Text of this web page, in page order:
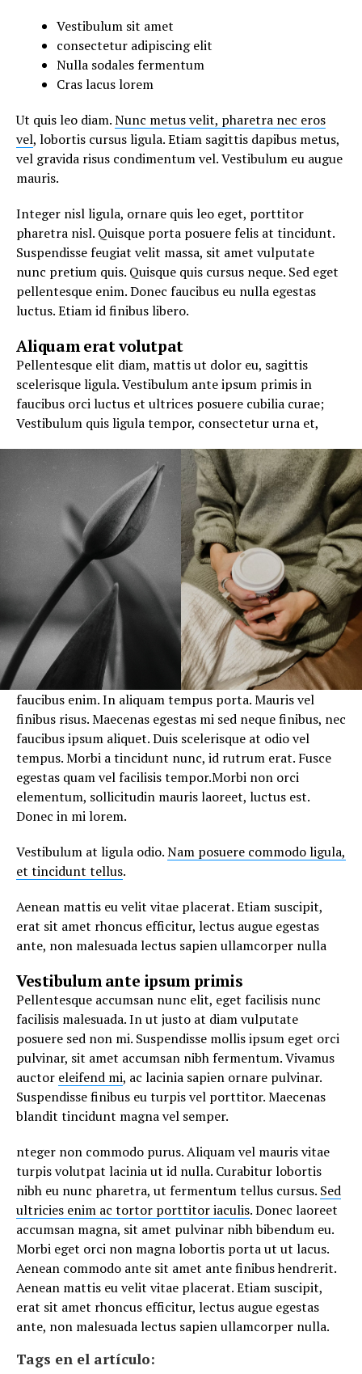
Vestibulum sit amet
consectetur adipiscing elit
Nulla sodales fermentum
Cras lacus lorem
Ut quis leo diam.Nunc metus velit, pharetra nec eros
vel, lobortis cursus ligula. Etiam sagittis dapibus metus,
vel gravida risus condimentum vel. Vestibulum eu augue
mauris.
Integer nisl ligula, ornare quis leo eget, porttitor
pharetra nisl. Quisque porta posuere felis at tincidunt.
Suspendisse feugiat velit massa, sit amet vulputate
nunc pretium quis. Quisque quis cursus neque. Sed eget
pellentesque enim. Donec faucibus eu nulla egestas
luctus. Etiam id finibus libero.
Aliquam erat volutpat
Pellentesque elit diam, mattis ut dolor eu, sagittis
scelerisque ligula. Vestibulum ante ipsum primis in
faucibus orci luctus et ultrices posuere cubilia curae;
Vestibulum quis ligula tempor, consectetur urna et,
faucibus enim. In aliquam tempus porta. Mauris vel
finibus risus. Maecenas egestas mi sed neque finibus, nec
faucibus ipsum aliquet. Duis scelerisque at odio vel
tempus. Morbi a tincidunt nunc, id rutrum erat. Fusce
egestas quam vel facilisis tempor.Morbi non orci
elementum, sollicitudin mauris laoreet, luctus est.
Donec in mi lorem.
Vestibulum at ligula odio.Nam posuere commodo ligula,
et tincidunt tellus.
Aenean mattis eu velit vitae placerat. Etiam suscipit,
erat sit amet rhoncus efficitur, lectus augue egestas
ante, non malesuada lectus sapien ullamcorper nulla
Vestibulum ante ipsum primis
Pellentesque accumsan nunc elit, eget facilisis nunc
facilisis malesuada. In ut justo at diam vulputate
posuere sed non mi. Suspendisse mollis ipsum eget orci
pulvinar, sit amet accumsan nibh fermentum. Vivamus
auctor eleifend mi, ac lacinia sapien ornare pulvinar.
Suspendisse finibus eu turpis vel porttitor. Maecenas
blandit tincidunt magna vel semper.
nteger non commodo purus. Aliquam vel mauris vitae
turpis volutpat lacinia ut id nulla. Curabitur lobortis
nibh eu nunc pharetra, ut fermentum tellus cursus. Sed
ultricies enim ac tortor porttitor iaculis. Donec laoreet
accumsan magna, sit amet pulvinar nibh bibendum eu.
Morbi eget orci non magna lobortis porta ut ut lacus.
Aenean commodo ante sit amet ante finibus hendrerit.
Aenean mattis eu velit vitae placerat. Etiam suscipit,
erat sit amet rhoncus efficitur, lectus augue egestas
ante, non malesuada lectus sapien ullamcorper nulla.
Tags en el artículo: